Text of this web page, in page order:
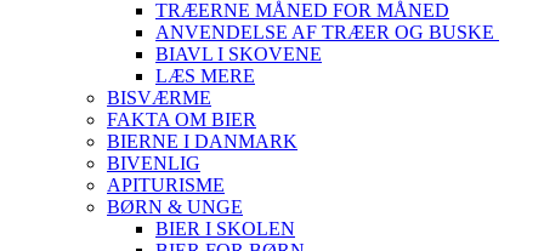
TRÆERNE MÅNED FOR MÅNED
ANVENDELSE AF TRÆER OG BUSKE
BIAVL I SKOVENE
LÆS MERE
BISVÆRME
FAKTA OM BIER
BIERNE I DANMARK
BIVENLIG
APITURISME
BØRN & UNGE
BIER I SKOLEN